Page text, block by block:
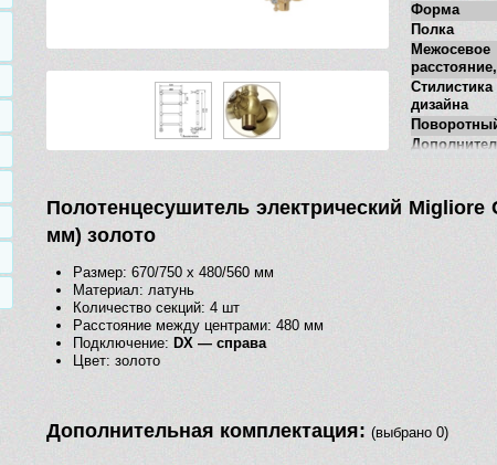
Форма
Полка
Межосевое
Стилистика
дизайна
Полотенцесушитель электрический Migliore
мм) золото
Размер: 670/750 x 480/560 мм
Материал: латунь
Количество секций: 4 шт
Расстояние между центрами: 480 мм
Подключение: DX — справа
Цвет: золото
Дополнительная комплектация: (выбрано 0)